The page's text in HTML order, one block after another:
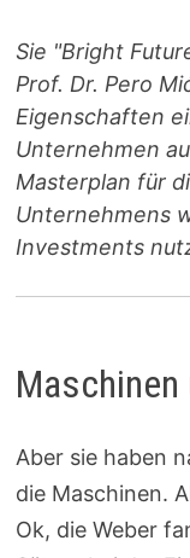
Sie "Bright
Prof. Dr. Pero
Eigenschaften
Unternehmen
Masterplan für
Unternehmens
Investments
Maschinen
Aber sie haben
die Maschinen.
Ok, die Weber